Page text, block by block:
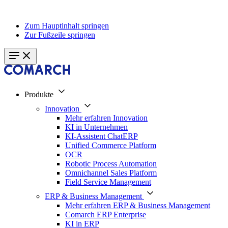
Zum Hauptinhalt springen
Zur Fußzeile springen
Produkte
Innovation
Mehr erfahren Innovation
KI in Unternehmen
KI-Assistent ChatERP
Unified Commerce Platform
OCR
Robotic Process Automation
Omnichannel Sales Platform
Field Service Management
ERP & Business Management
Mehr erfahren ERP & Business Management
Comarch ERP Enterprise
KI in ERP